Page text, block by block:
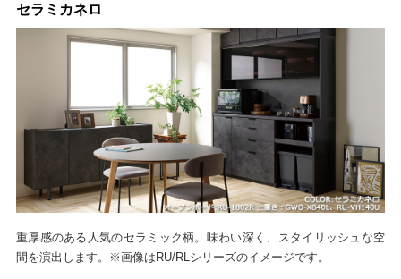
セラミカネロ
重厚感のある人気のセラミック柄。味わい深く、スタイリッシュな空
間を演出します。※画像はRU/RLシリーズのイメージです。